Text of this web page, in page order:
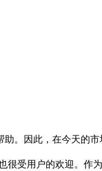
。因此，在今天的
受用户的欢迎。作